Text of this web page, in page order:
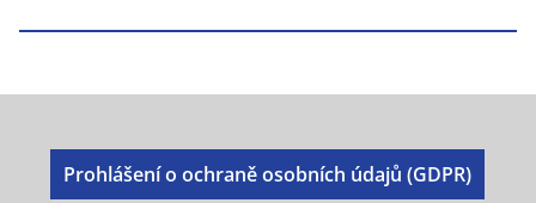
Prohlášení o ochraně osobních údajů (GDPR)